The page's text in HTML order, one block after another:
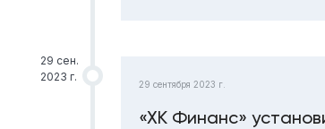
29 сен.
2023 г.
29 сентября 2023 г.
«ХК Финанс»